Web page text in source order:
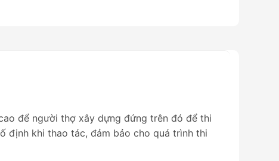
để người thợ xây dựng đứng trên đó để thi
định khi thao tác, đảm bảo cho quá trình thi